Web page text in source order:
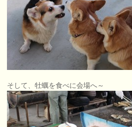
そして、牡蠣を食べに会場へ～